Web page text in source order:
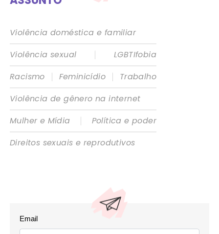
Violência doméstica e familiar
Violência sexual
|
LGBTIfobia
Racismo
| Feminicídio |
Trabalho
Violência de gênero na internet
Mulher e Mídia
|
Política e poder
Direitos sexuais e reprodutivos